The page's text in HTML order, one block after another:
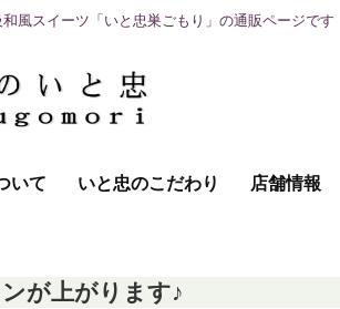
風スイーツ「いと忠巣ごもり」の通販ページです
いて いと忠のこだわり 店舗情報
が上がります♪